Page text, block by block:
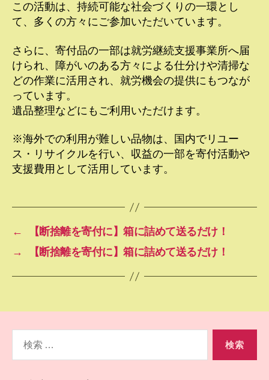
この活動は、持続可能な社会づくりの一環とし
て、多くの方々にご参加いただいています。
さらに、寄付品の一部は就労継続支援事業所へ届
けられ、障がいのある方々による仕分けや清掃な
どの作業に活用され、就労機会の提供にもつなが
っています。
遺品整理などにもご利用いただけます。
※海外での利用が難しい品物は、国内でリユー
ス・リサイクルを行い、収益の一部を寄付活動や
支援費用として活用しています。
←
【断捨離を寄付に】箱に詰めて送るだけ！
→
【断捨離を寄付に】箱に詰めて送るだけ！